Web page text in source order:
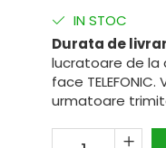
IN STOC
Durata de
lucratoare de la
face
urmatoare